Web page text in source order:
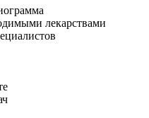
лекарствами